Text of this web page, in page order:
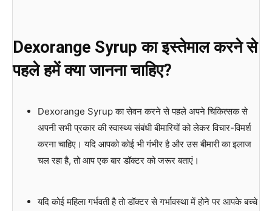
Dexorange Syrup का इस्तेमाल करने से
पहले हमें क्या जानना चाहिए?
Dexorange Syrup का सेवन करने से पहले अपने चिकित्सक से
अपनी सभी प्रकार की स्वास्थ्य संबंधी बीमारियों को लेकर विचार-विमर्श
करना चाहिए। यदि आपको कोई भी गंभीर है और उस बीमारी का इलाज
चल रहा है, तो आप एक बार डॉक्टर को जरूर बताएं।
यदि कोई महिला गर्भवती है तो डॉक्टर से गर्भावस्था में होने पर आपके बच्चे